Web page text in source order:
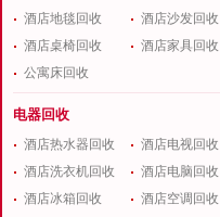
酒店地毯回收
酒店沙发回收
酒店桌椅回收
酒店家具回收
公寓床回收
电器回收
酒店热水器回收
酒店电视回收
酒店洗衣机回收
酒店电脑回收
酒店冰箱回收
酒店空调回收